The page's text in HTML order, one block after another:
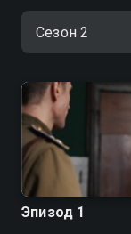
Эпизод 1